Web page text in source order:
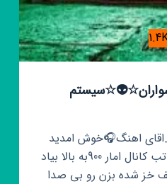
اهنگ🎧خوش امدید
♨ اولین و بهترین کانال تب کانال امار 900به بالا بیاد
خز شده بزن رو بی صدا